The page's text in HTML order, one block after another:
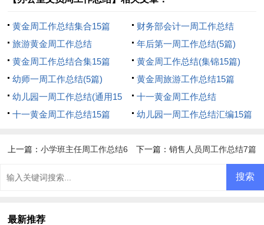
黄金周工作总结集合15篇
财务部会计一周工作总结
旅游黄金周工作总结
年后第一周工作总结(5篇)
黄金周工作总结合集15篇
黄金周工作总结(集锦15篇)
幼师一周工作总结(5篇)
黄金周旅游工作总结15篇
幼儿园一周工作总结(通用15
篇)
十一黄金周工作总结
十一黄金周工作总结15篇
幼儿园一周工作总结汇编15篇
上一篇：小学班主任周工作总结6
下一篇： 销售人员周工作总结7篇
最新推荐